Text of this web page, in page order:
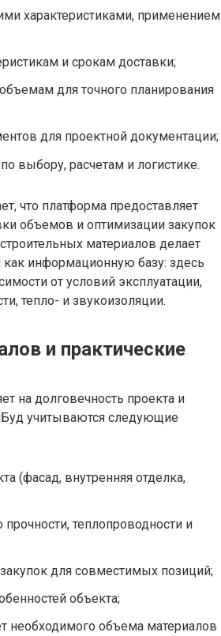
характеристиками, применением
и срокам доставки;
для точного планирования
для проектной документации;
выбору, расчетам и логистике.
что платформа предоставляет
объемов и оптимизации закупок
материалов делает
как информационную базу: здесь
от условий эксплуатации,
тепло- и звукоизоляции.
и практические
на долговечность проекта и
учитываются следующие
(фасад, внутренняя отделка,
теплопроводности и
для совместимых позиций;
объекта;
необходимого объема материалов